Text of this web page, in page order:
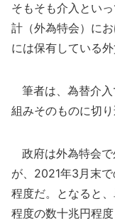
そもそも介入とい
計（外為特会）に
には保有している外
筆者は、為替介入
組みそのものに切り
政府は外為特会で
が、2021年3月末
程度だ。となると
程度の数十兆円程